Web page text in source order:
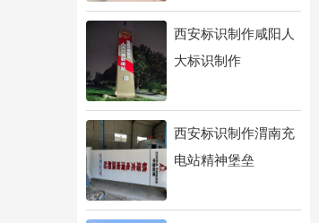
西安标识制作咸阳人
大标识制作
西安标识制作渭南充
电站精神堡垒